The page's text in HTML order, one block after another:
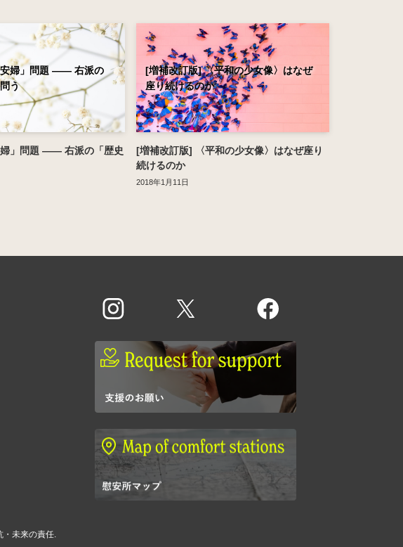
安婦」問題 ―― 右派の
う
」問題 ―― 右派の「歴史
[増補改訂版] 〈平和の少女像〉はなぜ
座り続けるのか
[増補改訂版] 〈平和の少女像〉はなぜ座り
続けるのか
2018年1月11日
未来の責任.